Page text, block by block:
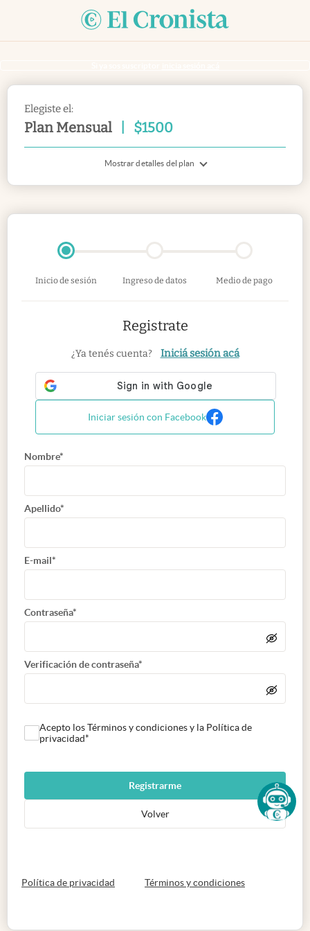
Elegiste el:
Plan Mensual $1500
Mostrar detalles del plan
Inicio de sesión Ingreso de datos Medio de pago
Registrate
¿Ya tenés cuenta? Iniciá sesión acá
Iniciar sesión con Facebook
Nombre*
Apellido*
E-mail*
Contraseña*
Verificación de contraseña*
Acepto los Términos y condiciones y la Política de
privacidad*
Registrarme
Volver
Política de privacidad abre en nueva pestaña
Términos y condicionesabre en nueva